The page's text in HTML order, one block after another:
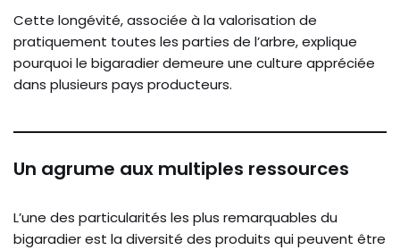
Cette longévité, associée à la valorisation de
pratiquement toutes les parties de l’arbre, explique
pourquoi le bigaradier demeure une culture appréciée
dans plusieurs pays producteurs.
Un agrume aux multiples ressources
L’une des particularités les plus remarquables du
bigaradier est la diversité des produits qui peuvent être